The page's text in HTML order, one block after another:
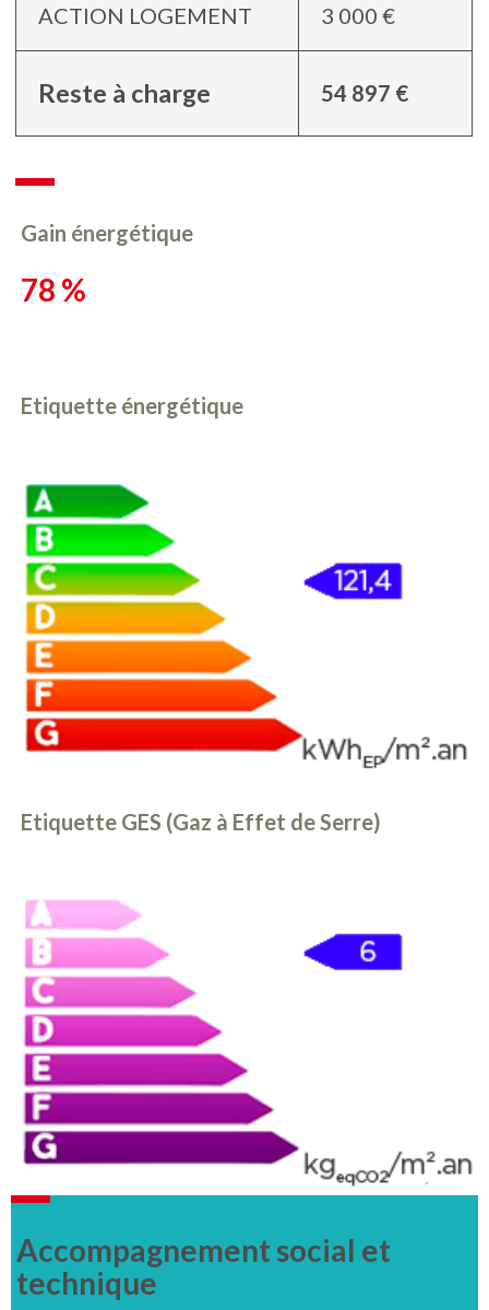
ACTION LOGEMENT 3 000 €
Reste à charge 54 897 €
Gain énergétique
78 %
Etiquette énergétique
Etiquette GES (Gaz à Effet de Serre)
Accompagnement social et
technique